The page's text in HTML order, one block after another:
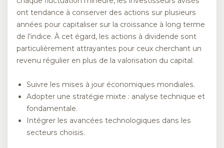
ont tendance à conserver des actions sur plusieurs
années pour capitaliser sur la croissance à long terme
de l’indice. À cet égard, les actions à dividende sont
particulièrement attrayantes pour ceux cherchant un
revenu régulier en plus de la valorisation du capital.
Suivre les mises à jour économiques mondiales.
Adopter une stratégie mixte : analyse technique et
fondamentale.
Intégrer les avancées technologiques dans les
secteurs choisis.